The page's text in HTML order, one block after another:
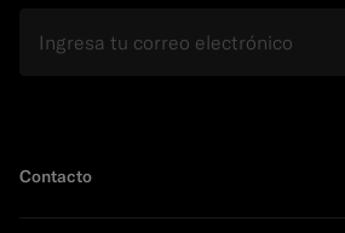
Contacto